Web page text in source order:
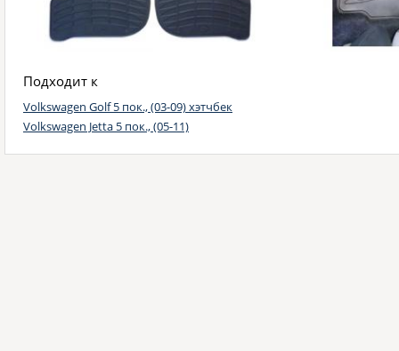
Подходит к
Volkswagen Golf 5 пок., (03-09) хэтчбек
Volkswagen Jetta 5 пок., (05-11)